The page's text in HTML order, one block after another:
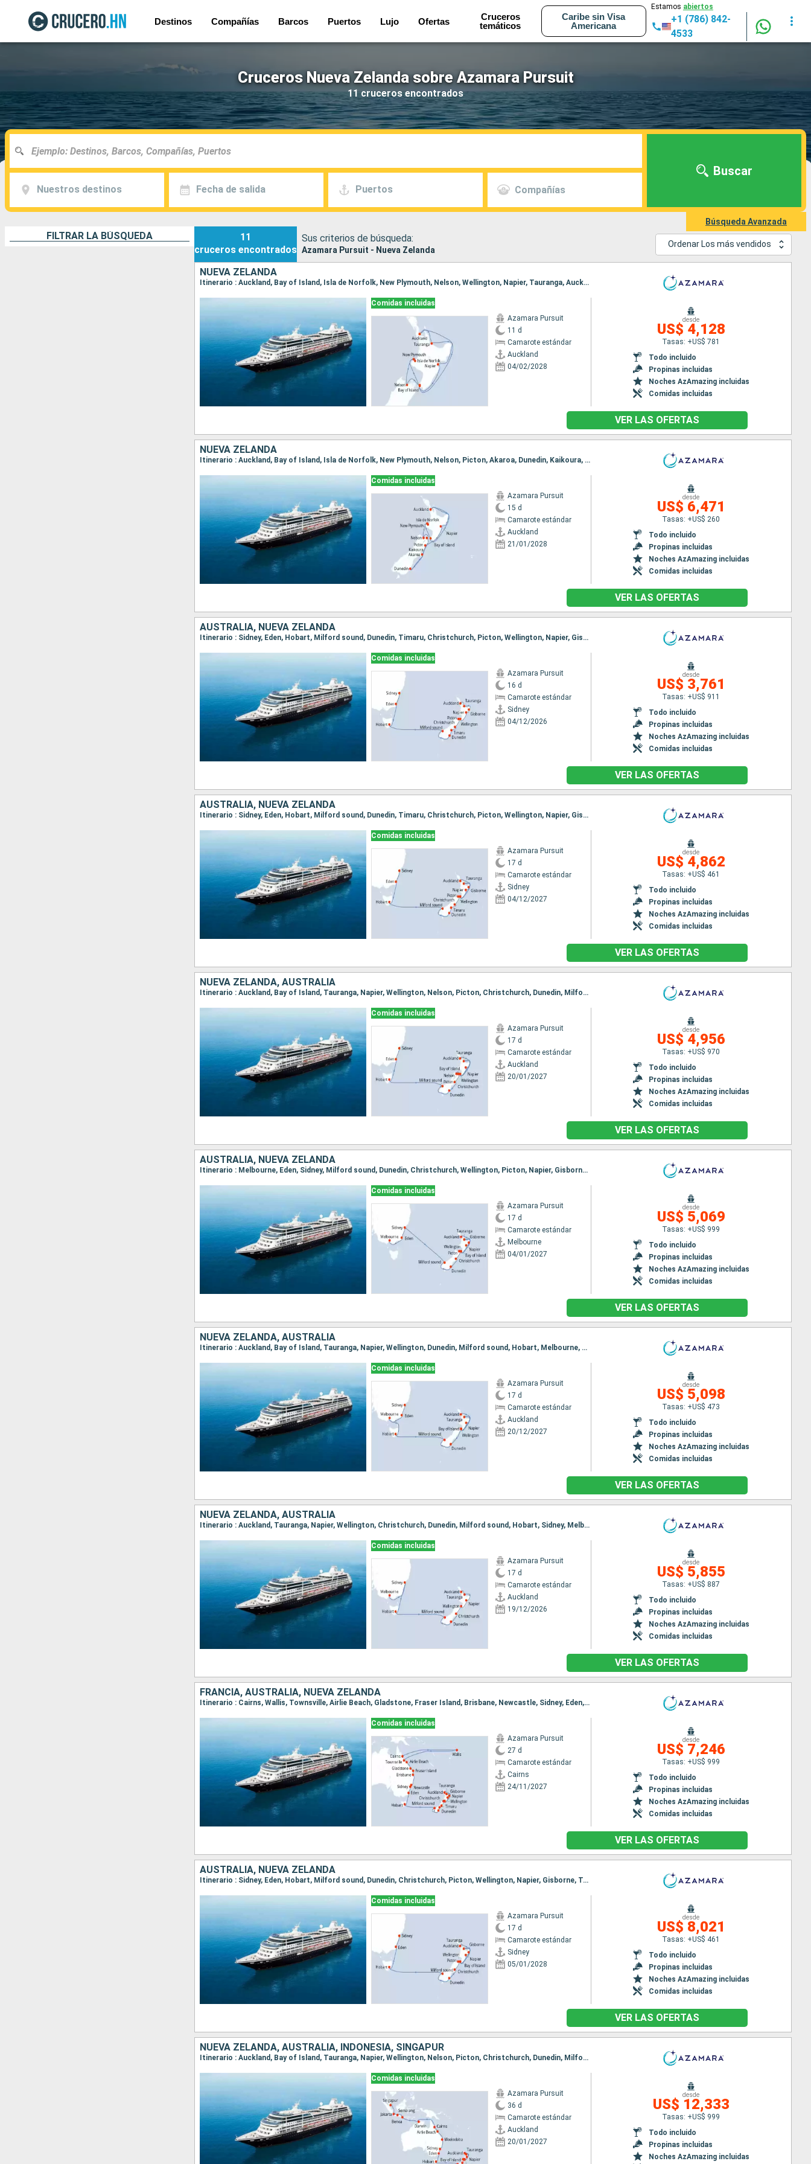
Destinos Compañías Barcos Puertos Lujo Ofertas
Cruceros
temáticos
Caribe sin Visa
Americana
Estamos abiertos
+1 (786) 842-
4533
Cruceros Nueva Zelanda sobre Azamara Pursuit
11 cruceros encontrados
Nuestros destinos Fecha de salida Puertos Compañías
Buscar
Búsqueda Avanzada
FILTRAR LA BÚSQUEDA
11
cruceros encontrados
Sus criterios de búsqueda:
Azamara Pursuit - Nueva Zelanda
Ordenar Los más vendidos
NUEVA ZELANDA
Itinerario : Auckland, Bay of Island, Isla de Norfolk, New Plymouth, Nelson, Wellington, Napier, Tauranga, Auckland
Comidas incluidas
Azamara Pursuit
11 d
Camarote estándar
Auckland
04/02/2028
desde
US$ 4,128
Tasas: +US$ 781
Todo incluido
Propinas incluidas
Noches AzAmazing incluidas
Comidas incluidas
VER LAS OFERTAS
NUEVA ZELANDA
Itinerario : Auckland, Bay of Island, Isla de Norfolk, New Plymouth, Nelson, Picton, Akaroa, Dunedin, Kaikoura, Napier, Auckland
Comidas incluidas
Azamara Pursuit
15 d
Camarote estándar
Auckland
21/01/2028
desde
US$ 6,471
Tasas: +US$ 260
Todo incluido
Propinas incluidas
Noches AzAmazing incluidas
Comidas incluidas
VER LAS OFERTAS
AUSTRALIA, NUEVA ZELANDA
Itinerario : Sidney, Eden, Hobart, Milford sound, Dunedin, Timaru, Christchurch, Picton, Wellington, Napier, Gisborne, Tauranga, Auckland
Comidas incluidas
Azamara Pursuit
16 d
Camarote estándar
Sidney
04/12/2026
desde
US$ 3,761
Tasas: +US$ 911
Todo incluido
Propinas incluidas
Noches AzAmazing incluidas
Comidas incluidas
VER LAS OFERTAS
AUSTRALIA, NUEVA ZELANDA
Itinerario : Sidney, Eden, Hobart, Milford sound, Dunedin, Timaru, Christchurch, Picton, Wellington, Napier, Gisborne, Tauranga, Bay of Island, Auckland
Comidas incluidas
Azamara Pursuit
17 d
Camarote estándar
Sidney
04/12/2027
desde
US$ 4,862
Tasas: +US$ 461
Todo incluido
Propinas incluidas
Noches AzAmazing incluidas
Comidas incluidas
VER LAS OFERTAS
NUEVA ZELANDA, AUSTRALIA
Itinerario : Auckland, Bay of Island, Tauranga, Napier, Wellington, Nelson, Picton, Christchurch, Dunedin, Milford sound, Hobart, Eden, Sidney
Comidas incluidas
Azamara Pursuit
17 d
Camarote estándar
Auckland
20/01/2027
desde
US$ 4,956
Tasas: +US$ 970
Todo incluido
Propinas incluidas
Noches AzAmazing incluidas
Comidas incluidas
VER LAS OFERTAS
AUSTRALIA, NUEVA ZELANDA
Itinerario : Melbourne, Eden, Sidney, Milford sound, Dunedin, Christchurch, Wellington, Picton, Napier, Gisborne, Tauranga, Bay of Island, Auckland
Comidas incluidas
Azamara Pursuit
17 d
Camarote estándar
Melbourne
04/01/2027
desde
US$ 5,069
Tasas: +US$ 999
Todo incluido
Propinas incluidas
Noches AzAmazing incluidas
Comidas incluidas
VER LAS OFERTAS
NUEVA ZELANDA, AUSTRALIA
Itinerario : Auckland, Bay of Island, Tauranga, Napier, Wellington, Dunedin, Milford sound, Hobart, Melbourne, Eden, Sidney
Comidas incluidas
Azamara Pursuit
17 d
Camarote estándar
Auckland
20/12/2027
desde
US$ 5,098
Tasas: +US$ 473
Todo incluido
Propinas incluidas
Noches AzAmazing incluidas
Comidas incluidas
VER LAS OFERTAS
NUEVA ZELANDA, AUSTRALIA
Itinerario : Auckland, Tauranga, Napier, Wellington, Christchurch, Dunedin, Milford sound, Hobart, Sidney, Melbourne
Comidas incluidas
Azamara Pursuit
17 d
Camarote estándar
Auckland
19/12/2026
desde
US$ 5,855
Tasas: +US$ 887
Todo incluido
Propinas incluidas
Noches AzAmazing incluidas
Comidas incluidas
VER LAS OFERTAS
FRANCIA, AUSTRALIA, NUEVA ZELANDA
Itinerario : Cairns, Wallis, Townsville, Airlie Beach, Gladstone, Fraser Island, Brisbane, Newcastle, Sidney, Eden, Hobart, Milford sound, Dunedin, Timaru, Christchurch, Picton, Wellington, Napier, Gisborne, Tauranga, Bay of Island, Auckland
Comidas incluidas
Azamara Pursuit
27 d
Camarote estándar
Cairns
24/11/2027
desde
US$ 7,246
Tasas: +US$ 999
Todo incluido
Propinas incluidas
Noches AzAmazing incluidas
Comidas incluidas
VER LAS OFERTAS
AUSTRALIA, NUEVA ZELANDA
Itinerario : Sidney, Eden, Hobart, Milford sound, Dunedin, Christchurch, Picton, Wellington, Napier, Gisborne, Tauranga, Bay of Island, Auckland
Comidas incluidas
Azamara Pursuit
17 d
Camarote estándar
Sidney
05/01/2028
desde
US$ 8,021
Tasas: +US$ 461
Todo incluido
Propinas incluidas
Noches AzAmazing incluidas
Comidas incluidas
VER LAS OFERTAS
NUEVA ZELANDA, AUSTRALIA, INDONESIA, SINGAPUR
Itinerario : Auckland, Bay of Island, Tauranga, Napier, Wellington, Nelson, Picton, Christchurch, Dunedin, Milford sound, Hobart, Eden, Sidney, Mooloolaba, Airlie Beach, Cairns, Darwin, Benoa, Semarang, Jakarta, Singapur
Comidas incluidas
Azamara Pursuit
36 d
Camarote estándar
Auckland
20/01/2027
desde
US$ 12,333
Tasas: +US$ 999
Todo incluido
Propinas incluidas
Noches AzAmazing incluidas